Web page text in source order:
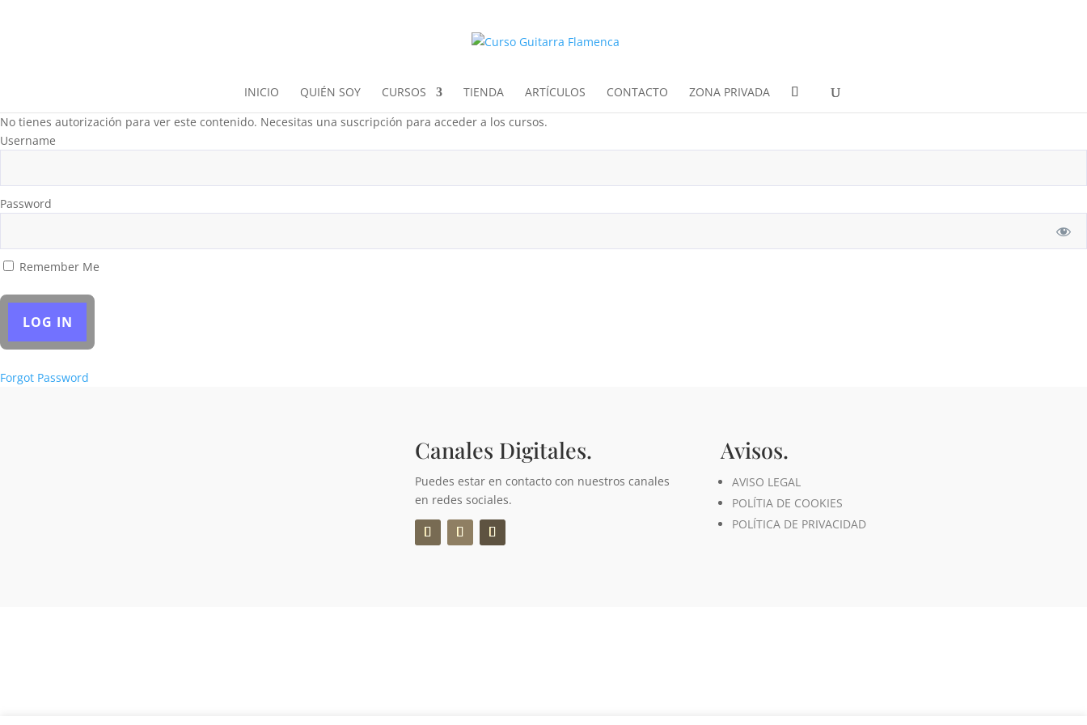
INICIO QUIÉN SOY CURSOS TIENDA ARTÍCULOS CONTACTO
ZONA PRIVADA
No tienes autorización para ver este contenido. Necesitas una suscripción para acceder a los cursos.
Username
Password
Remember Me
Forgot Password
Canales Digitales.
Puedes estar en contacto con nuestros canales
en redes sociales.
Avisos.
AVISO LEGAL
POLÍTIA DE COOKIES
POLÍTICA DE PRIVACIDAD